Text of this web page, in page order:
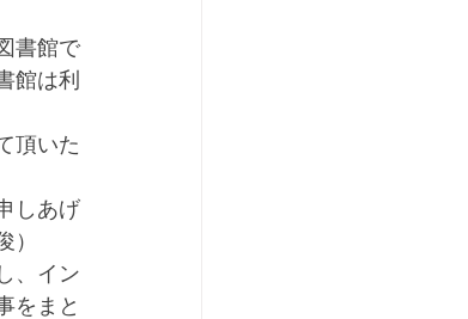
書館で
館は利
頂いた
しあげ
、イン
をまと